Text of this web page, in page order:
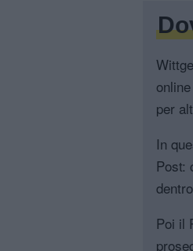
per
In
Post:
Poi il